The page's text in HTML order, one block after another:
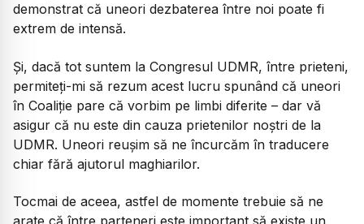
demonstrat că uneori dezbaterea între noi poate fi
extrem de intensă.
Și, dacă tot suntem la Congresul UDMR, între prieteni,
permiteți-mi să rezum acest lucru spunând că uneori
în Coaliție pare că vorbim pe limbi diferite – dar vă
asigur că nu este din cauza prietenilor noștri de la
UDMR. Uneori reușim să ne încurcăm în traducere
chiar fără ajutorul maghiarilor.
Tocmai de aceea, astfel de momente trebuie să ne
arate că între parteneri este important să existe un